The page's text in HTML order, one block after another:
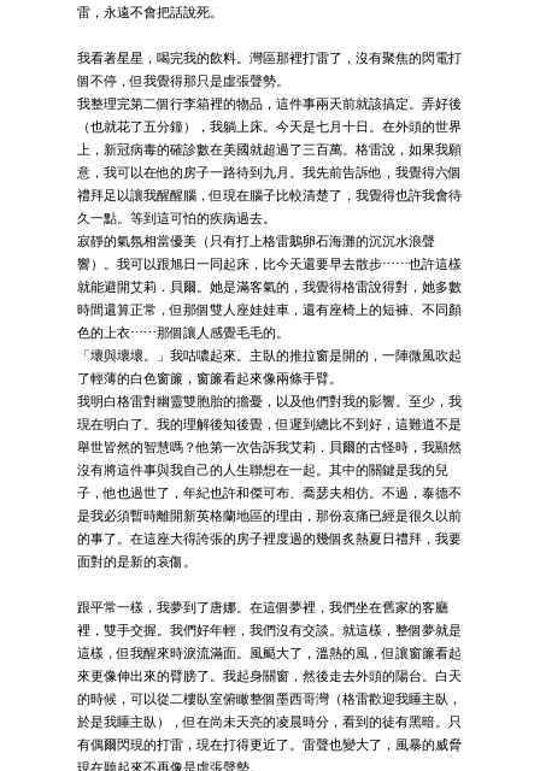
雷，永遠不會把話說死。
我看著星星，喝完我的飲料。灣區那裡打雷了，沒有聚焦的閃電打
個不停，但我覺得那只是虛張聲勢。
我整理完第二個行李箱裡的物品，這件事兩天前就該搞定。弄好後
（也就花了五分鐘），我躺上床。今天是七月十日。在外頭的世界
上，新冠病毒的確診數在美國就超過了三百萬。格雷說，如果我願
意，我可以在他的房子一路待到九月。我先前告訴他，我覺得六個
禮拜足以讓我醒醒腦，但現在腦子比較清楚了，我覺得也許我會待
久一點。等到這可怕的疾病過去。
寂靜的氣氛相當優美（只有打上格雷鵝卵石海灘的沉沉水浪聲
響）。我可以跟旭日一同起床，比今天還要早去散步⋯⋯也許這樣
就能避開艾莉．貝爾。她是滿客氣的，我覺得格雷說得對，她多數
時間還算正常，但那個雙人座娃娃車，還有座椅上的短褲、不同顏
色的上衣⋯⋯那個讓人感覺毛毛的。
「壞與壞壞。」我咕噥起來。主臥的推拉窗是開的，一陣微風吹起
了輕薄的白色窗簾，窗簾看起來像兩條手臂。
我明白格雷對幽靈雙胞胎的擔憂，以及他們對我的影響。至少，我
現在明白了。我的理解後知後覺，但遲到總比不到好，這難道不是
舉世皆然的智慧嗎？他第一次告訴我艾莉．貝爾的古怪時，我顯然
沒有將這件事與我自己的人生聯想在一起。其中的關鍵是我的兒
子，他也過世了，年紀也許和傑可布、喬瑟夫相仿。不過，泰德不
是我必須暫時離開新英格蘭地區的理由，那份哀痛已經是很久以前
的事了。在這座大得誇張的房子裡度過的幾個炙熱夏日禮拜，我要
面對的是新的哀傷。
跟平常一樣，我夢到了唐娜。在這個夢裡，我們坐在舊家的客廳
裡，雙手交握。我們好年輕，我們沒有交談。就這樣，整個夢就是
這樣，但我醒來時淚流滿面。風颳大了，溫熱的風，但讓窗簾看起
來更像伸出來的臂膀了。我起身關窗，然後走去外頭的陽台。白天
的時候，可以從二樓臥室俯瞰整個墨西哥灣（格雷歡迎我睡主臥，
於是我睡主臥），但在尚未天亮的凌晨時分，看到的徒有黑暗。只
有偶爾閃現的打雷，現在打得更近了。雷聲也變大了，風暴的威脅
現在聽起來不再像是虛張聲勢。